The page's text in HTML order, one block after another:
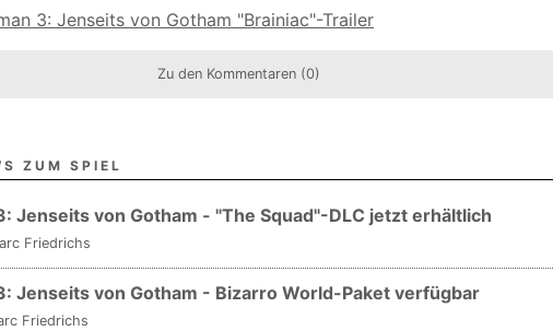
3: Jenseits von Gotham "Brainiac"-Trailer
Zu den Kommentaren (0)
ZUM SPIEL
Jenseits von Gotham - "The Squad"-DLC jetzt erhältlich
Friedrichs
Jenseits von Gotham - Bizarro World-Paket verfügbar
Friedrichs